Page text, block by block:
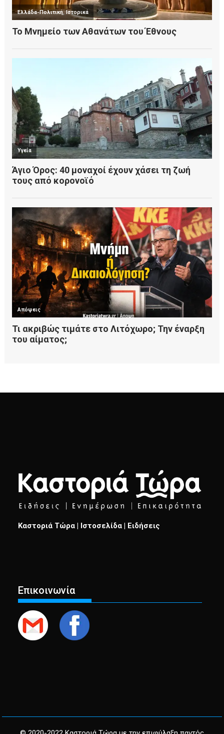
Καστοριά Τώρα | Ιστοσελίδα | Ειδήσεις
Επικοινωνία